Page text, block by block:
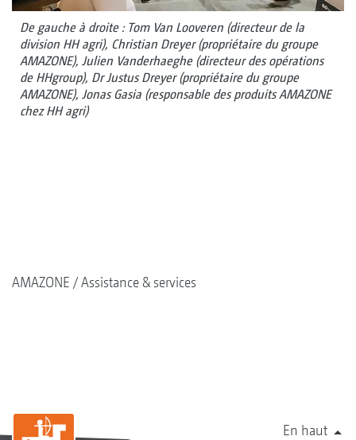
De gauche à droite : Tom Van Looveren (directeur de la
division HH agri), Christian Dreyer (propriétaire du groupe
AMAZONE), Julien Vanderhaeghe (directeur des opérations
de HHgroup), Dr Justus Dreyer (propriétaire du groupe
AMAZONE), Jonas Gasia (responsable des produits AMAZONE
chez HH agri)
AMAZONE Assistance & services
En haut